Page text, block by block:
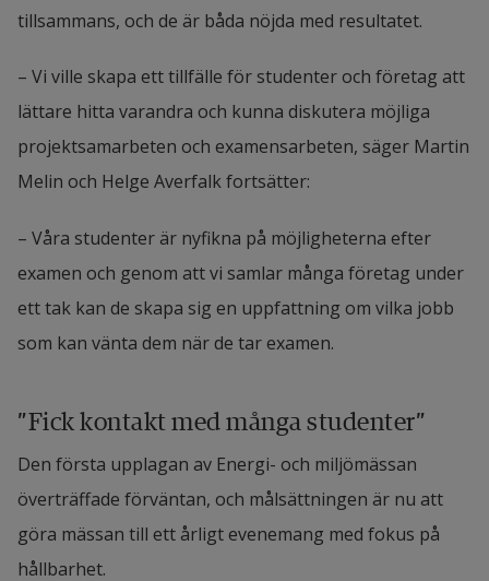
tillsammans, och de är båda nöjda med resultatet.
– Vi ville skapa ett tillfälle för studenter och företag att
lättare hitta varandra och kunna diskutera möjliga
projektsamarbeten och examensarbeten, säger Martin
Melin och Helge Averfalk fortsätter:
– Våra studenter är nyfikna på möjligheterna efter
examen och genom att vi samlar många företag under
ett tak kan de skapa sig en uppfattning om vilka jobb
som kan vänta dem när de tar examen.
”Fick kontakt med många studenter”
Den första upplagan av Energi- och miljömässan
överträffade förväntan, och målsättningen är nu att
göra mässan till ett årligt evenemang med fokus på
hållbarhet.